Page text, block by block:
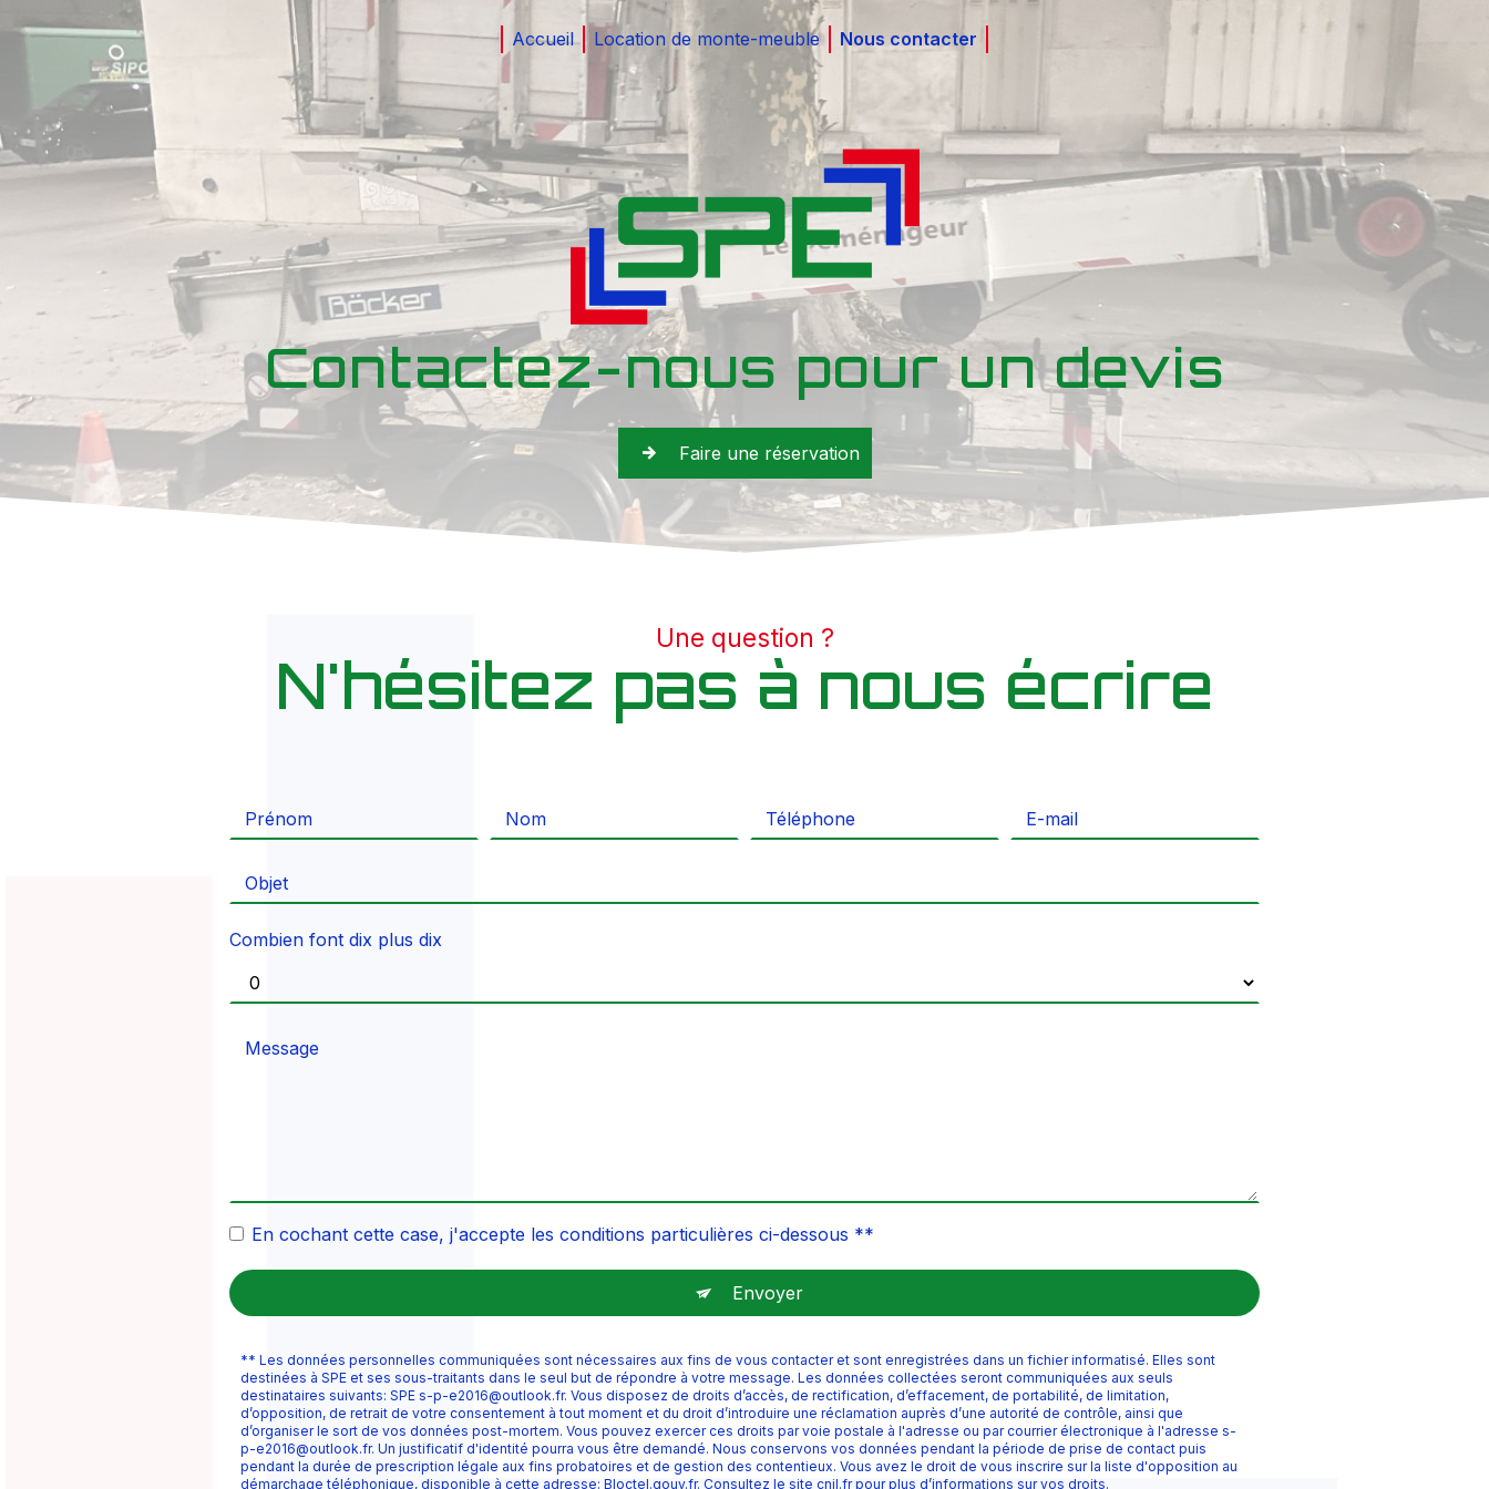
Accueil Location de monte-meuble Nous contacter
Contactez-nous pour un devis
Faire une réservation
Une question ?
N'hésitez pas à nous écrire
Combien font dix plus dix
En cochant cette case, j'accepte les conditions particulières ci-dessous **
Envoyer
** Les données personnelles communiquées sont nécessaires aux fins de vous contacter et sont enregistrées dans un fichier informatisé. Elles sont
destinées à SPE et ses sous-traitants dans le seul but de répondre à votre message. Les données collectées seront communiquées aux seuls
destinataires suivants: SPE s-p-e2016@outlook.fr. Vous disposez de droits d’accès, de rectification, d’effacement, de portabilité, de limitation,
d’opposition, de retrait de votre consentement à tout moment et du droit d’introduire une réclamation auprès d’une autorité de contrôle, ainsi que
d’organiser le sort de vos données post-mortem. Vous pouvez exercer ces droits par voie postale à l'adresse ou par courrier électronique à l'adresse s-
p-e2016@outlook.fr. Un justificatif d'identité pourra vous être demandé. Nous conservons vos données pendant la période de prise de contact puis
pendant la durée de prescription légale aux fins probatoires et de gestion des contentieux. Vous avez le droit de vous inscrire sur la liste d'opposition au
démarchage téléphonique, disponible à cette adresse: Bloctel.gouv.fr. Consultez le site cnil.fr pour plus d’informations sur vos droits.
Panneau de gestion des cookies